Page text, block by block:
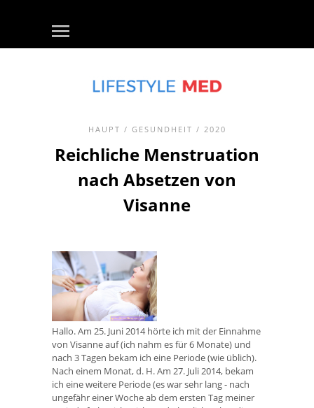
HAUPT / GESUNDHEIT / 2020
Reichliche Menstruation
nach Absetzen von
Visanne
Hallo. Am 25. Juni 2014 hörte ich mit der Einnahme
von Visanne auf (ich nahm es für 6 Monate) und
nach 3 Tagen bekam ich eine Periode (wie üblich).
Nach einem Monat, d. H. Am 27. Juli 2014, bekam
ich eine weitere Periode (es war sehr lang - nach
ungefähr einer Woche ab dem ersten Tag meiner